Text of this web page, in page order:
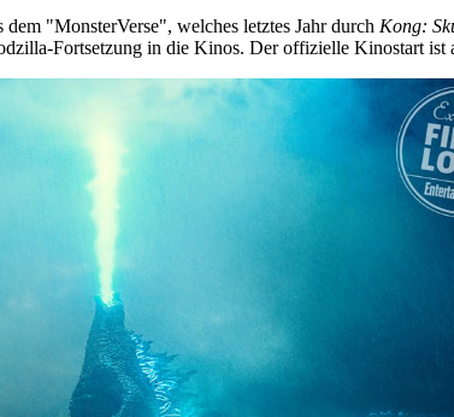
dem "MonsterVerse", welches letztes Jahr durch Kong:
Fortsetzung in die Kinos. Der offizielle Kinostart ist